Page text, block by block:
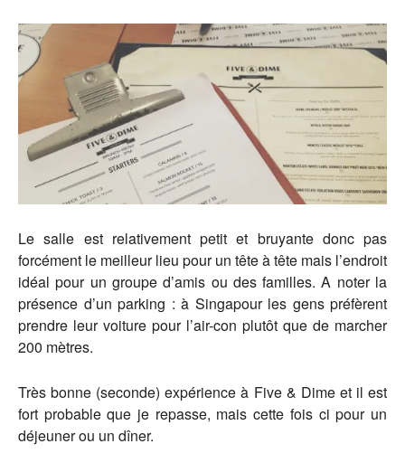
Le salle est relativement petit et bruyante donc pas
forcément le meilleur lieu pour un tête à tête mais l’endroit
idéal pour un groupe d’amis ou des familles. A noter la
présence d’un parking : à Singapour les gens préfèrent
prendre leur voiture pour l’air-con plutôt que de marcher
200 mètres.
Très bonne (seconde) expérience à Five & Dime et il est
fort probable que je repasse, mais cette fois ci pour un
déjeuner ou un dîner.